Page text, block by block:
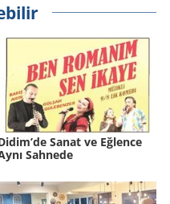
Sanat ve Eğ­len­ce
Sah­nede